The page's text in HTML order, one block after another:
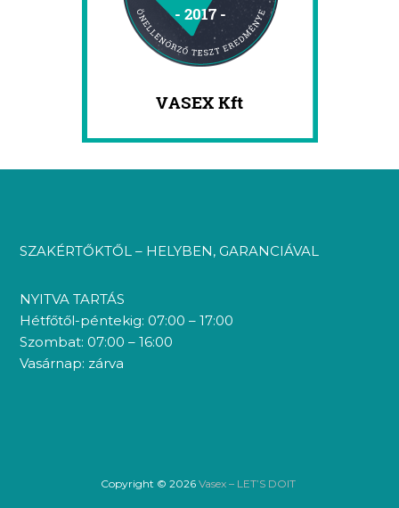
SZAKÉRTŐKTŐL – HELYBEN, GARANCIÁVAL
NYITVA TARTÁS
Hétfőtől-péntekig: 07:00 – 17:00
Szombat: 07:00 – 16:00
Vasárnap: zárva
Copyright © 2026 Vasex – LET’S DOIT